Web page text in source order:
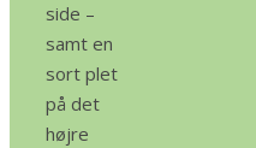
side –
samt en
sort plet
på det
højre